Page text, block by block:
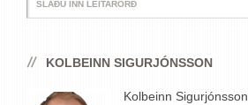
KOLBEINN SIGURJÓNSSON
Kolbeinn